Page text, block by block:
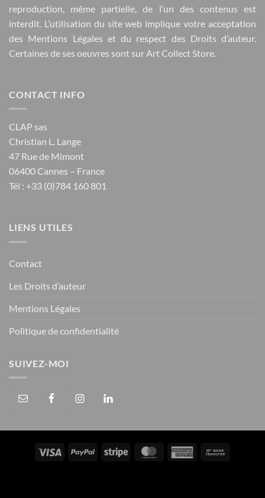
reproduction, même partielle, de l’un des contenus est
interdit. L’utilisation du site web implique votre acceptation
des Mentions Légales et du respect des Droits d’auteur.
Certaines de ses oeuvres sont surArt Collect Store.
CONTACT INFO
CLAP sas
Christian L. Lange
47 Rue de Mimont
06400 Cannes – France
Tél : +33 (0)784 160 801
LIENS UTILES
Contact
Les Droits d’auteur
Mentions Légales
Politique de confidentialité
SUIVEZ-MOI
Visa PayPal Stripe MasterCardAmerican